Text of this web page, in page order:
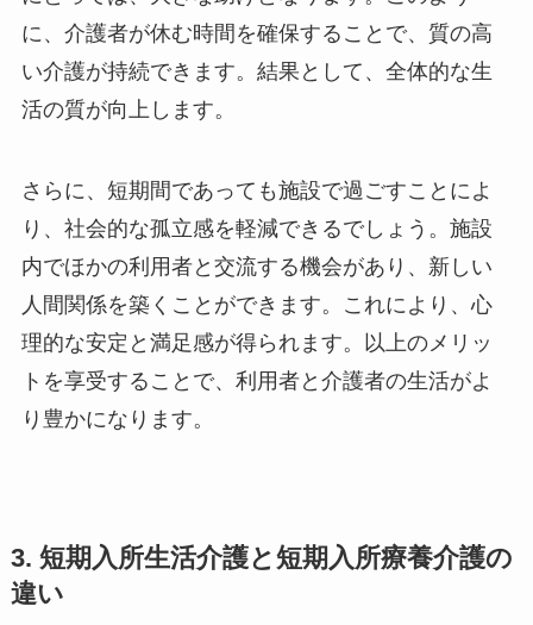
に、介護者が休む時間を確保することで、質の高
い介護が持続できます。結果として、全体的な生
活の質が向上します。
さらに、短期間であっても施設で過ごすことによ
り、社会的な孤立感を軽減できるでしょう。施設
内でほかの利用者と交流する機会があり、新しい
人間関係を築くことができます。これにより、心
理的な安定と満足感が得られます。以上のメリッ
トを享受することで、利用者と介護者の生活がよ
り豊かになります。
3. 短期入所生活介護と短期入所療養介護の
違い